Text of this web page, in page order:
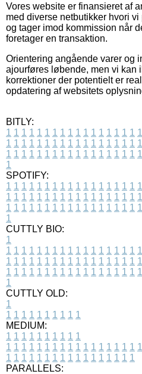
Vores website er finansieret af
med diverse netbutikker hvori
og tager imod kommission når
foretager en transaktion.
Orientering angående varer og
ajourføres løbende, men vi kan
korrektioner der potentielt er
opdatering af websitets
BITLY:
1 1 1 1 1 1 1 1 1 1 1 1 1 1 1 1 1 1
1 1 1 1 1 1 1 1 1 1 1 1 1 1 1 1 1 1
1 1 1 1 1 1 1 1 1 1 1 1 1 1 1 1 1 1
1
SPOTIFY:
1 1 1 1 1 1 1 1 1 1 1 1 1 1 1 1 1 1
1 1 1 1 1 1 1 1 1 1 1 1 1 1 1 1 1 1
1 1 1 1 1 1 1 1 1 1 1 1 1 1 1 1 1 1
1
CUTTLY BIO:
1
1 1 1 1 1 1 1 1 1 1 1 1 1 1 1 1 1 1
1 1 1 1 1 1 1 1 1 1 1 1 1 1 1 1 1 1
1 1 1 1 1 1 1 1 1 1 1 1 1 1 1 1 1 1
1
CUTTLY OLD:
1
1 1 1 1 1 1 1 1 1 1
MEDIUM:
1 1 1 1 1 1 1 1 1 1
1 1 1 1 1 1 1 1 1 1 1 1 1 1 1 1 1 1
1 1 1 1 1 1 1 1 1 1 1 1 1 1 1 1 1
PARALLELS: